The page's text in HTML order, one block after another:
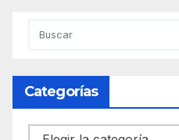
Categorías
Categorías